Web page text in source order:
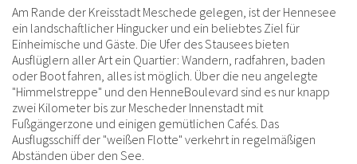
Am Rande der Kreisstadt Meschede gelegen, ist der Hennesee
ein landschaftlicher Hingucker und ein beliebtes Ziel für
Einheimische und Gäste. Die Ufer des Stausees bieten
Ausflüglern aller Art ein Quartier: Wandern, radfahren, baden
oder Boot fahren, alles ist möglich. Über die neu angelegte
"Himmelstreppe" und den HenneBoulevard sind es nur knapp
zwei Kilometer bis zur Mescheder Innenstadt mit
Fußgängerzone und einigen gemütlichen Cafés. Das
Ausflugsschiff der "weißen Flotte" verkehrt in regelmäßigen
Abständen über den See.